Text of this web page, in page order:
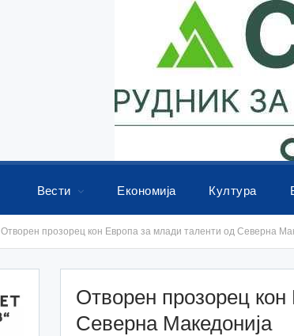
Вести Економија Култура
Отворен прозорец кон Европа за млади таленти од Северна
Отворен прозорец
Северна Македонија